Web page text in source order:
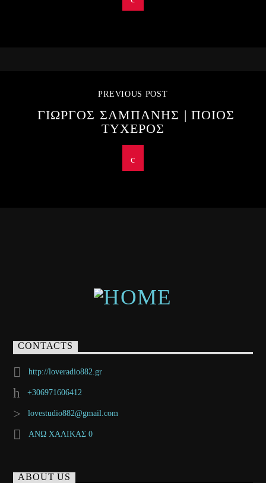
PREVIOUS POST
ΓΙΩΡΓΟΣ ΣΑΜΠΑΝΗΣ | ΠΟΙΟΣ
ΤΥΧΕΡΟΣ
CONTACTS
http://loveradio882.gr
+306971606412
lovestudio882@gmail.com
ΑΝΩ ΧΑΛΙΚΑΣ 0
ABOUT US